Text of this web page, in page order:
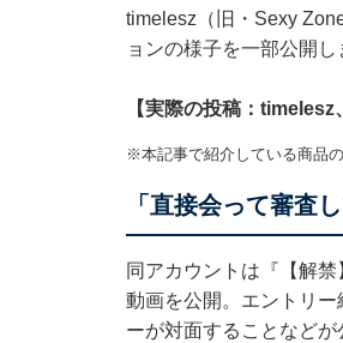
timelesz（旧・Sexy
ョンの様子を一部公開し
【実際の投稿：timelesz
※本記事で紹介している商品
「直接会って審査
同アカウントは『【解
動画を公開。エントリ
ーが対面することなど